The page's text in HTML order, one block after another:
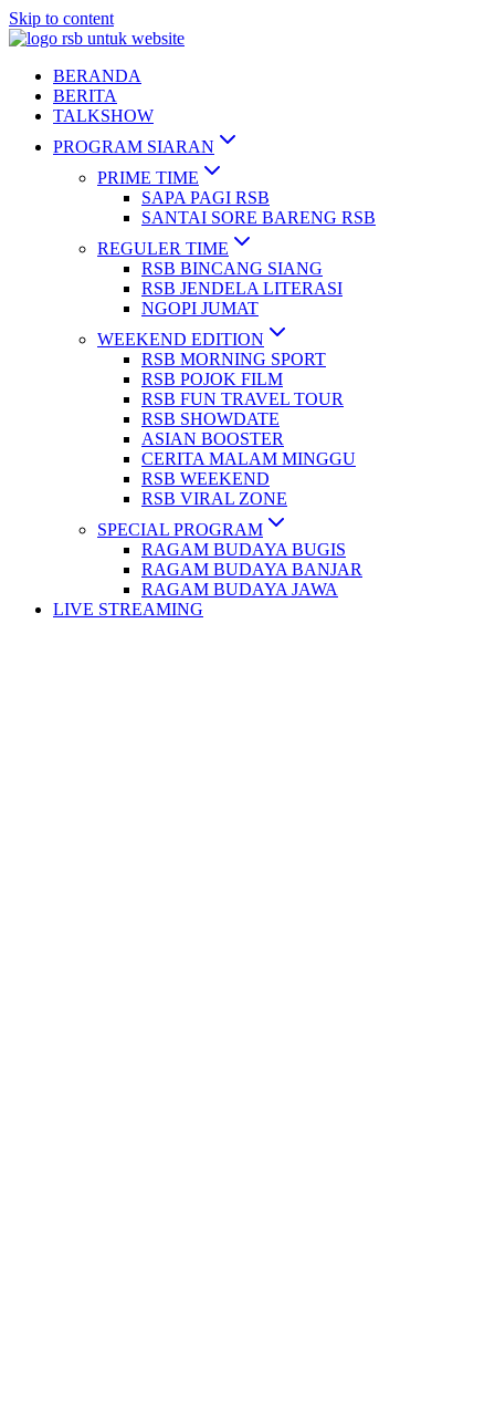
Skip to content
BERANDA
BERITA
TALKSHOW
PROGRAM SIARAN
PRIME TIME
SAPA PAGI RSB
SANTAI SORE BARENG RSB
REGULER TIME
RSB BINCANG SIANG
RSB JENDELA LITERASI
NGOPI JUMAT
WEEKEND EDITION
RSB MORNING SPORT
RSB POJOK FILM
RSB FUN TRAVEL TOUR
RSB SHOWDATE
ASIAN BOOSTER
CERITA MALAM MINGGU
RSB WEEKEND
RSB VIRAL ZONE
SPECIAL PROGRAM
RAGAM BUDAYA BUGIS
RAGAM BUDAYA BANJAR
RAGAM BUDAYA JAWA
LIVE STREAMING